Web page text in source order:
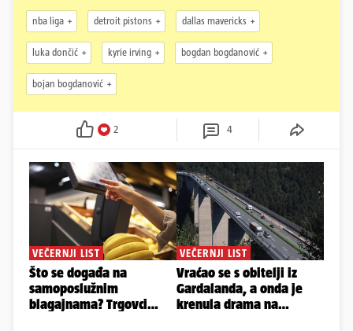
nba liga detroit pistons dallas mavericks
luka dončić kyrie irving bogdan bogdanović
bojan bogdanović
2 4